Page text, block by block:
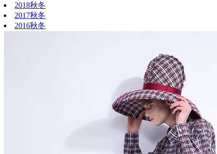
2018秋冬
2017秋冬
2016秋冬